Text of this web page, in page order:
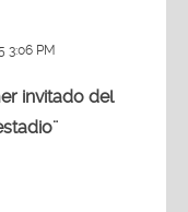
3:06 PM
invitado del